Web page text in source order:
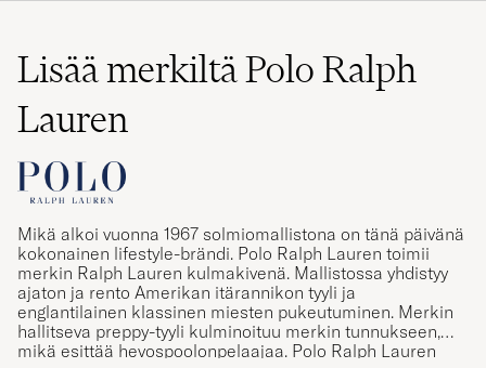
👍👍👍👍👍👍👍👍👍👍👍👍👍👍
OSTETTU OSOITTEESSA CAREOFCARL.DE
bomullskvalitet! Glad att Jag köpte två!
OLLE E OSTETTU OSOITTEESSA CAREOFCARL.SE
Lisää merkiltä Polo Ralph
Lauren
Mikä alkoi vuonna 1967 solmiomallistona on tänä päivänä
kokonainen lifestyle-brändi. Polo Ralph Lauren toimii
merkin Ralph Lauren kulmakivenä. Mallistossa yhdistyy
ajaton ja rento Amerikan itärannikon tyyli ja
englantilainen klassinen miesten pukeutuminen. Merkin
hallitseva preppy-tyyli kulminoituu merkin tunnukseen,
mikä esittää hevospoolonpelaajaa. Polo Ralph Lauren